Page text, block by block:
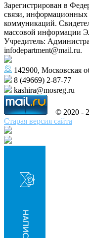
Зарегистрирован в
связи,
коммуникаций.
массовой информации
Учредитель:
infodepartment@mail.ru.
142900, Московская
8 (49669) 2-87-77
kashira@mosreg.ru
© 2020 -
Старая версия сайта